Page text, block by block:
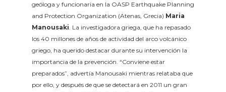
geóloga y funcionaria en la OASP Earthquake Planning
and Protection Organization (Atenas, Grecia) Maria
Manousaki. La investigadora griega, que ha repasado
los 40 millones de años de actividad del arco volcánico
griego, ha querido destacar durante su intervención la
importancia de la prevención. “Conviene estar
preparados”, advertía Manousaki mientras relataba que
por ello, y después de que se detectará en 2011 un gran